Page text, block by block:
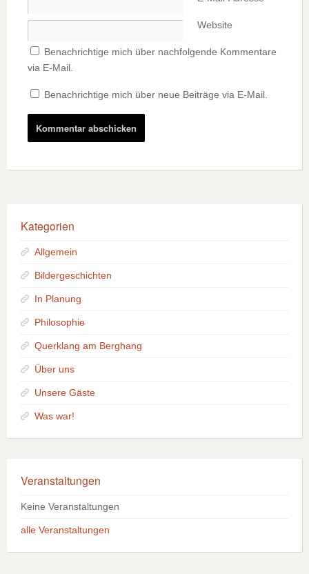
Website
Benachrichtige mich über nachfolgende Kommentare
via E-Mail.
Benachrichtige mich über neue Beiträge via E-Mail.
Kategorien
Allgemein
Bildergeschichten
In Planung
Philosophie
Querklang am Berghang
Über uns
Unsere Gäste
Was war!
Veranstaltungen
Keine Veranstaltungen
alle Veranstaltungen